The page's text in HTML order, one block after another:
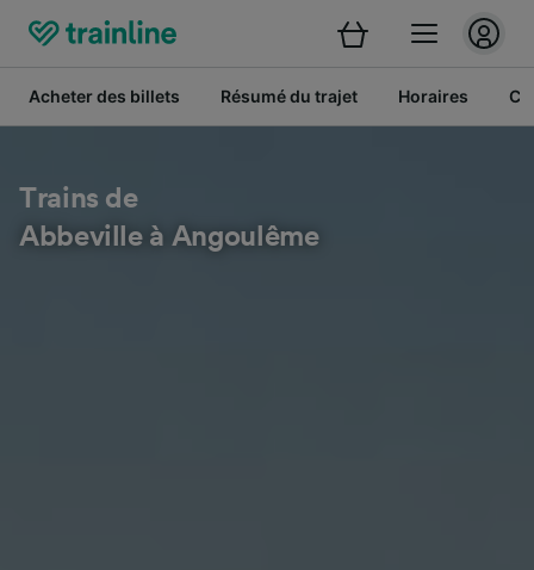
Acheter des billets Résumé du trajet Horaires
Trains de
Abbeville à Angoulême